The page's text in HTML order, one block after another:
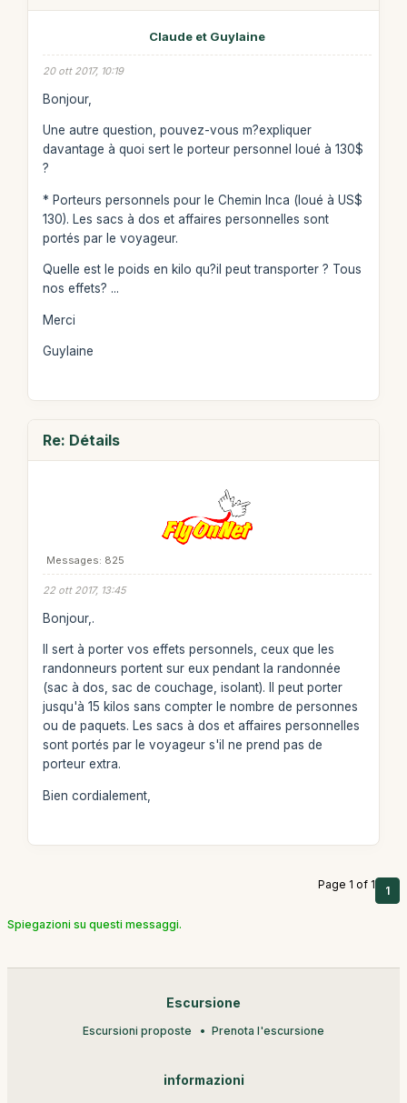
Claude et Guylaine
20 ott 2017, 10:19
Bonjour,
Une autre question, pouvez-vous m?expliquer
davantage à quoi sert le porteur personnel loué à 130$
?
* Porteurs personnels pour le Chemin Inca (loué à US$
130). Les sacs à dos et affaires personnelles sont
portés par le voyageur.
Quelle est le poids en kilo qu?il peut transporter ? Tous
nos effets? ...
Merci
Guylaine
Re: Détails
Messages: 825
22 ott 2017, 13:45
Bonjour,.
Il sert à porter vos effets personnels, ceux que les
randonneurs portent sur eux pendant la randonnée
(sac à dos, sac de couchage, isolant). Il peut porter
jusqu'à 15 kilos sans compter le nombre de personnes
ou de paquets. Les sacs à dos et affaires personnelles
sont portés par le voyageur s'il ne prend pas de
porteur extra.
Bien cordialement,
Page 1 of 1 1
Spiegazioni su questi messaggi.
Escursione
Escursioni proposte Prenota l'escursione
informazioni